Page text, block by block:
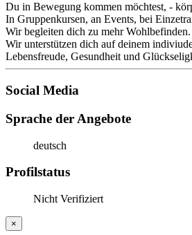
Du in Bewegung kommen möchtest, -
In Gruppenkursen, an Events, bei
Wir begleiten dich zu mehr Wohlbefinden.
Wir unterstützen dich auf deinem
Lebensfreude, Gesundheit und
Social Media
Sprache der Angebote
deutsch
Profilstatus
Nicht Verifiziert
×